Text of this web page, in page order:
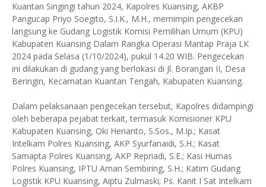
Kuantan Singingi tahun 2024, Kapolres Kuansing, AKBP
Pangucap Priyo Soegito, S.I.K., M.H., memimpin pengecekan
langsung ke Gudang Logistik Komisi Pemilihan Umum (KPU)
Kabupaten Kuansing Dalam Rangka Operasi Mantap Praja LK
2024 pada Selasa (1/10/2024), pukul 14.20 WIB. Pengecekan
ini dilakukan di gudang yang berlokasi di Jl. Borangan II, Desa
Beringin, Kecamatan Kuantan Tengah, Kabupaten Kuansing.
Dalam pelaksanaan pengecekan tersebut, Kapolres didampingi
oleh beberapa pejabat terkait, termasuk Komisioner KPU
Kabupaten Kuansing, Oki Herianto, S.Sos., M.Ip.; Kasat
Intelkam Polres Kuansing, AKP Syurfanaidi, S.H.; Kasat
Samapta Polres Kuansing, AKP Repriadi, S.E.; Kasi Humas
Polres Kuansing, IPTU Aman Sembiring, S.H.; Katim Gudang
Logistik KPU Kuansing, Aiptu Zulmaski; Ps. Kanit I Sat Intelkam